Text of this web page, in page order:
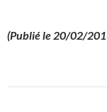
(Publié le 20/02/